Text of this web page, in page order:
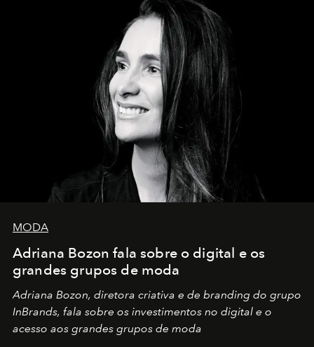
MODA
Adriana Bozon fala sobre o digital e os
grandes grupos de moda
Adriana Bozon, diretora criativa e de branding do grupo
InBrands, fala sobre os investimentos no digital e o
acesso aos grandes grupos de moda